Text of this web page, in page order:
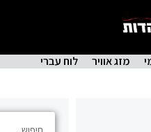
מזג אוויר
לוח עברי